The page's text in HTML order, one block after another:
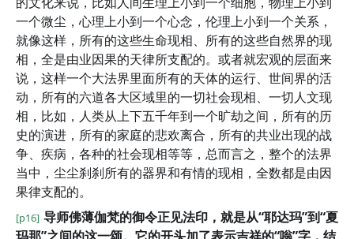
一个微尘，心理上小到一个心念，伦理上小到一个关系，
就像这样，所有的这些生命现相、所有的这些自然界的现
相，全是由业因果的天律所支配的。或者就宏观的层面来
说，这样一个大法界里面所有的天体的运行、世间界的活
动，所有的六道各大区域里的一切社会现相、一切人文现
相，比如，人类从上下五千年到一个旷劫之间，所有的历
史的演进，所有的家庭的悲欢离合，所有的共业出现的战
争、疾病，各种的社会现相等等，总而言之，整个的法界
当中，尘尘刹刹所有的器界和有情的现相，全数都是由因
果律支配的。
[p16] 导师佛薄伽梵的御令正见法印，就是从“耶达玛”到“夏